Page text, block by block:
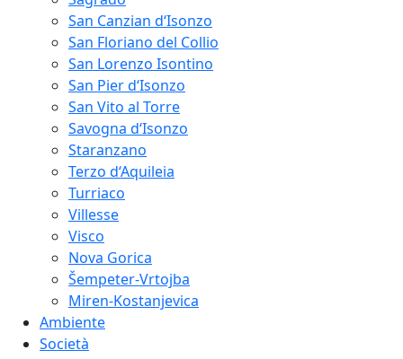
San Canzian d‘Isonzo
San Floriano del Collio
San Lorenzo Isontino
San Pier d‘Isonzo
San Vito al Torre
Savogna d‘Isonzo
Staranzano
Terzo d‘Aquileia
Turriaco
Villesse
Visco
Nova Gorica
Šempeter-Vrtojba
Miren-Kostanjevica
Ambiente
Società